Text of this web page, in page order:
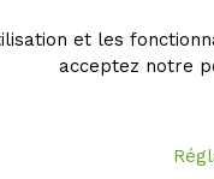
et les
acceptez notre